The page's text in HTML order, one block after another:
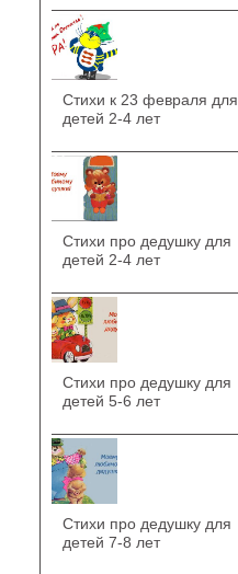
Стихи к 23 февраля для
детей 2-4 лет
Стихи про дедушку для
детей 2-4 лет
Стихи про дедушку для
детей 5-6 лет
Стихи про дедушку для
детей 7-8 лет